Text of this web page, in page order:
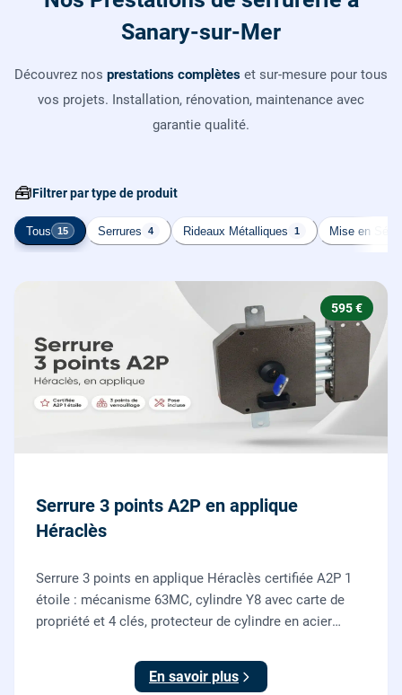
Sanary-sur-Mer
Découvrez nos prestations complètes et sur-mesure pour tous
vos projets. Installation, rénovation, maintenance avec
garantie qualité.
🧰Filtrer par type de produit
Tous 15 Serrures 4 Rideaux Métalliques 1 Mise en
595 €
Serrure 3 points A2P en applique
Héraclès
Serrure 3 points en applique Héraclès certifiée A2P 1
étoile : mécanisme 63MC, cylindre Y8 avec carte de
propriété et 4 clés, protecteur de cylindre en acier
renforcer une porte d'entrée existante.
En savoir plus